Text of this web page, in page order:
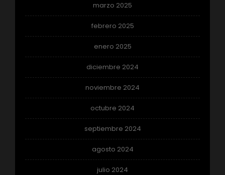
marzo 2025
febrero 2025
enero 2025
diciembre 2024
noviembre 2024
octubre 2024
septiembre 2024
agosto 2024
julio 2024